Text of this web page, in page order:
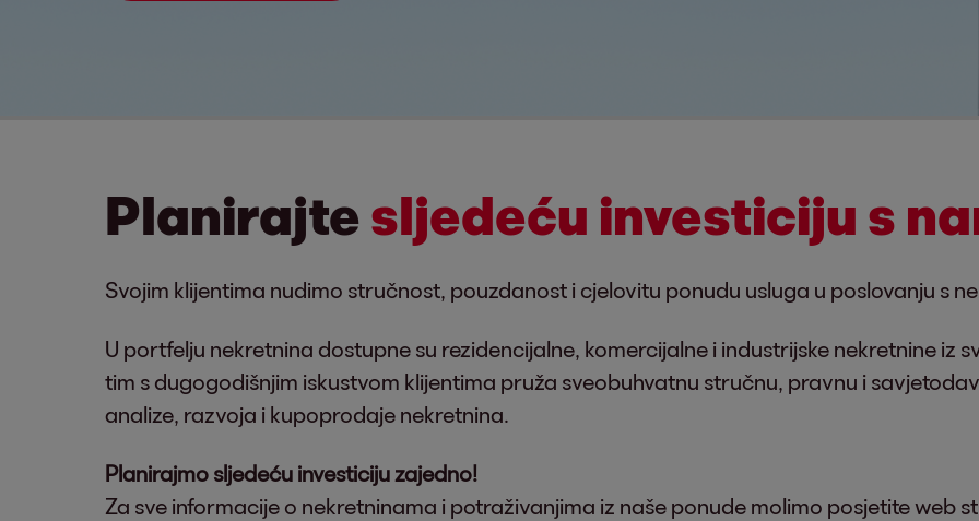
Planirajtesljedeću investiciju s
Svojim klijentima nudimo stručnost, pouzdanost i cjelovitu ponudu usluga u poslovanju s
U portfelju nekretnina dostupne su rezidencijalne, komercijalne i industrijske nekretnine iz
tim s dugogodišnjim iskustvom klijentima pruža sveobuhvatnu stručnu, pravnu i
analize, razvoja i kupoprodaje nekretnina.
Planirajmo sljedeću investiciju zajedno!
Za sve informacije o nekretninama i potraživanjima iz naše ponude molimo posjetite web